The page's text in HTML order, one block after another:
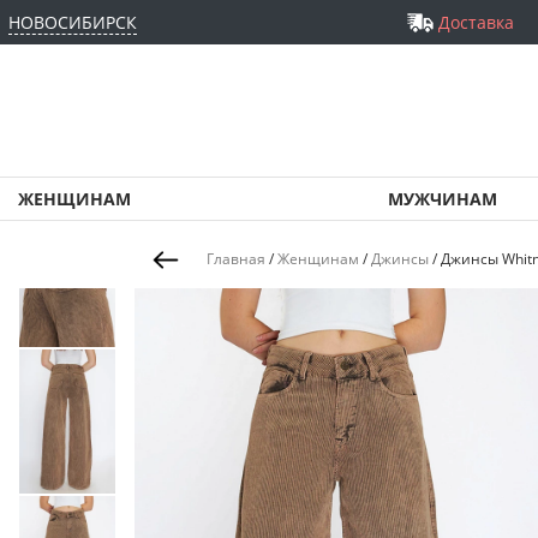
НОВОСИБИРСК Доставка
ЖЕНЩИНАМ МУЖЧИНАМ
Главная /Женщинам /Джинсы/Джинсы